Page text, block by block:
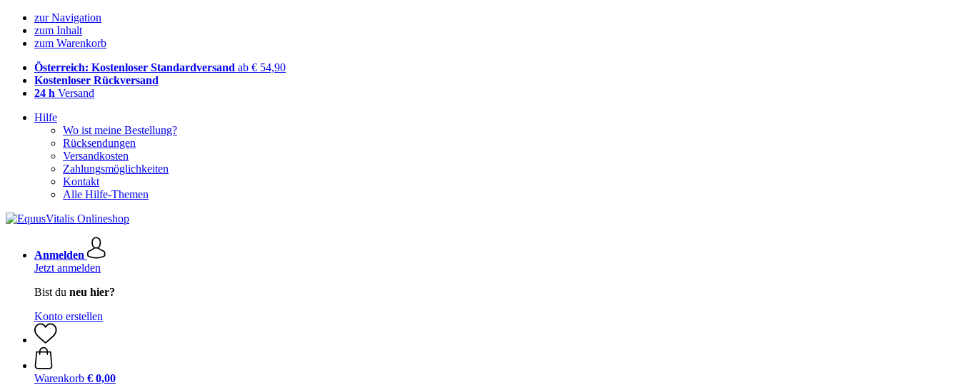
zur Navigation
zum Inhalt
zum Warenkorb
Österreich: Kostenloser Standardversand ab € 54,90
Kostenloser Rückversand
24 h Versand
Hilfe
Wo ist meine Bestellung?
Rücksendungen
Versandkosten
Zahlungsmöglichkeiten
Kontakt
Alle Hilfe-Themen
Anmelden
Jetzt anmelden
Bist du neu hier?
Konto erstellen
Warenkorb € 0,00